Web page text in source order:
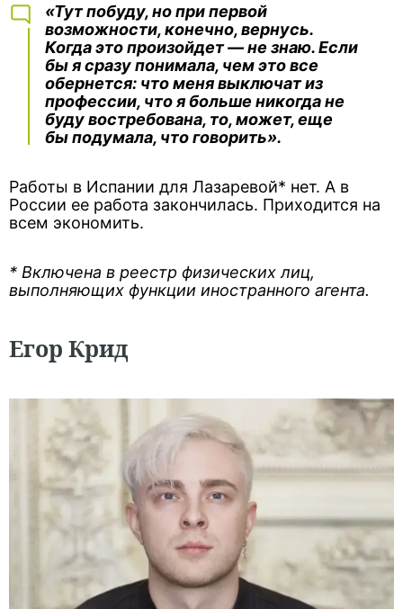
«Тут побуду, но при первой
возможности, конечно, вернусь.
Когда это произойдет — не знаю. Если
бы я сразу понимала, чем это все
обернется: что меня выключат из
профессии, что я больше никогда не
буду востребована, то, может, еще
бы подумала, что говорить».
Работы в Испании для Лазаревой* нет. А в
России ее работа закончилась. Приходится на
всем экономить.
* Включена в реестр физических лиц,
выполняющих функции иностранного агента.
Егор Крид